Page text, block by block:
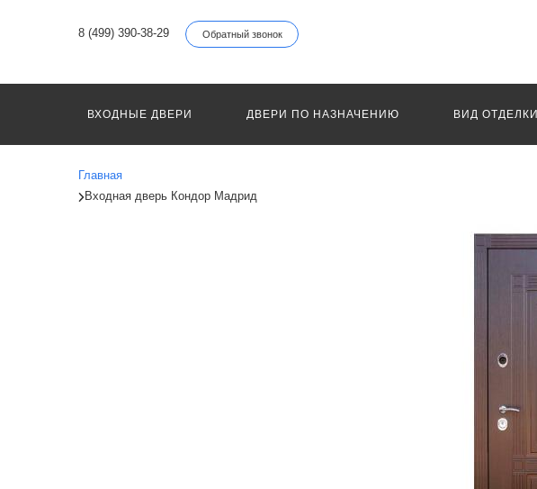
8 (499) 390-38-29 Обратный звонок
ВХОДНЫЕ ДВЕРИ ДВЕРИ ПО НАЗНАЧЕНИЮ ВИД ОТДЕЛКИ
Главная
Входная дверь Кондор Мадрид